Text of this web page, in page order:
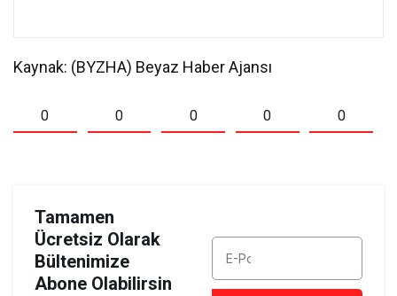
Kaynak: (BYZHA) Beyaz Haber Ajansı
0 0 0 0 0
Tamamen
Ücretsiz Olarak
Bültenimize
Abone Olabilirsin